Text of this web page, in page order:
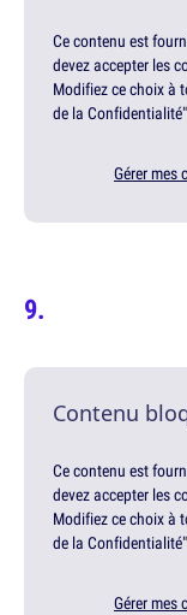
Ce contenu est
devez accepter les
Modifiez ce choix à
de la
Gérer mes
Contenu
Ce contenu est
devez accepter les
Modifiez ce choix à
de la
Gérer mes